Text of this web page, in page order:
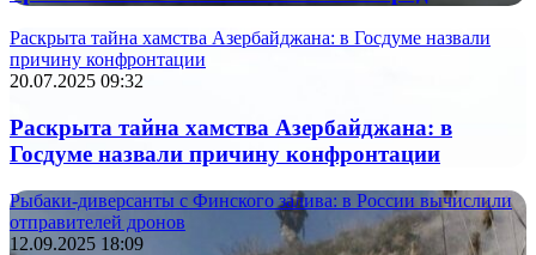
Раскрыта тайна хамства Азербайджана: в Госдуме назвали
причину конфронтации
20.07.2025 09:32
Раскрыта тайна хамства Азербайджана: в
Госдуме назвали причину конфронтации
Рыбаки-диверсанты с Финского залива: в России вычислили
отправителей дронов
12.09.2025 18:09